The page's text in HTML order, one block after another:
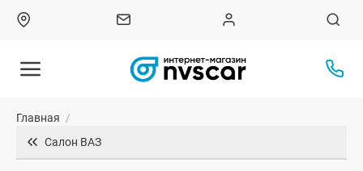
Главная /
Салон ВАЗ